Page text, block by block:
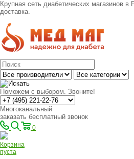
Крупная сеть диабетических магазинов в
доставка.
Поможем с выбором. Звоните!
Многоканальный
заказать бесплатный звонок
0
Корзина
пуста